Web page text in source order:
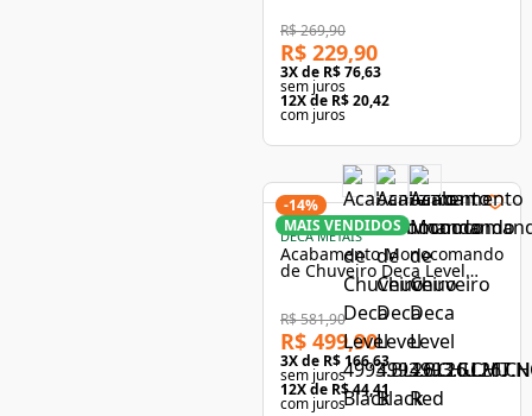
R$ 269,90
R$ 229,90
3X de R$ 76,63
sem juros
12X de R$ 20,42
com juros
DECA METAIS
Acabamento Monocomando
de Chuveiro Deca Level
4993.C26.CHU Cromado
R$ 581,90
R$ 499,90
3X de R$ 166,63
sem juros
12X de R$ 44,41
com juros
-14%
MAIS VENDIDOS